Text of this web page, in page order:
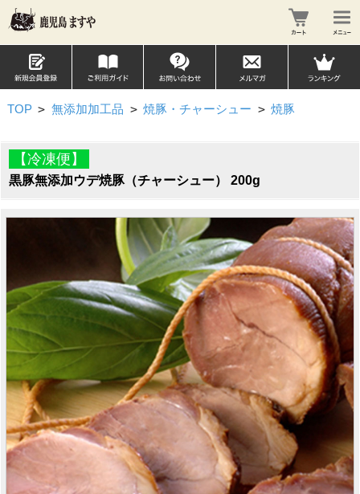
TOP > 無添加加工品 > 焼豚・チャーシュー > 焼豚
【冷凍便】
黒豚無添加ウデ焼豚（チャーシュー） 200g